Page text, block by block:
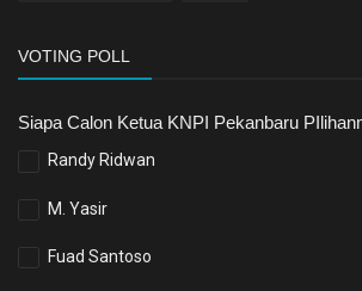
VOTING POLL
Siapa Calon Ketua KNPI Pekanbaru
Randy Ridwan
M. Yasir
Fuad Santoso